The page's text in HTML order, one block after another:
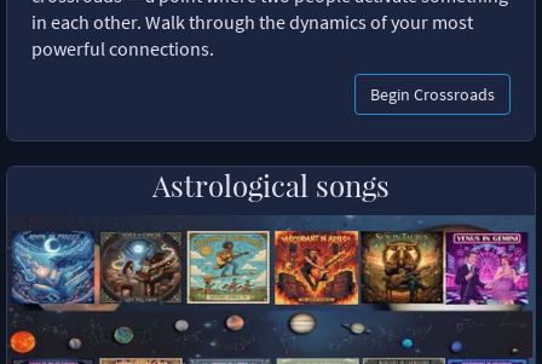
in each other. Walk through the dynamics of your most
powerful connections.
Begin Crossroads
Astrological songs